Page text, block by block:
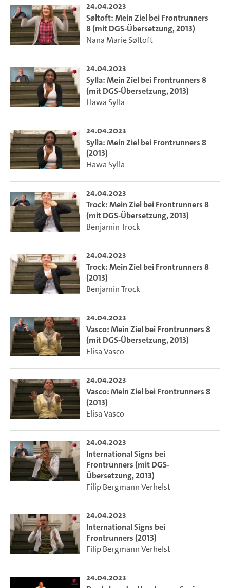
24.04.2023
Søltoft: Mein Ziel bei Frontrunners
8 (mit DGS-Übersetzung, 2013)
Nana Marie Søltoft
24.04.2023
Sylla: Mein Ziel bei Frontrunners 8
(mit DGS-Übersetzung, 2013)
Hawa Sylla
24.04.2023
Sylla: Mein Ziel bei Frontrunners 8
(2013)
Hawa Sylla
24.04.2023
Trock: Mein Ziel bei Frontrunners 8
(mit DGS-Übersetzung, 2013)
Benjamin Trock
24.04.2023
Trock: Mein Ziel bei Frontrunners 8
(2013)
Benjamin Trock
24.04.2023
Vasco: Mein Ziel bei Frontrunners 8
(mit DGS-Übersetzung, 2013)
Elisa Vasco
24.04.2023
Vasco: Mein Ziel bei Frontrunners 8
(2013)
Elisa Vasco
24.04.2023
International Signs bei
Frontrunners (mit DGS-
Übersetzung, 2013)
Filip Bergmann Verhelst
24.04.2023
International Signs bei
Frontrunners (2013)
Filip Bergmann Verhelst
24.04.2023